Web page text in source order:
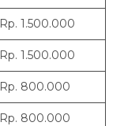
Rp. 1.500.000
Rp. 1.500.000
Rp. 800.000
Rp. 800.000